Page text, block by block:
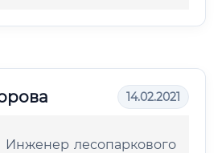
14.02.2021
лесопаркового